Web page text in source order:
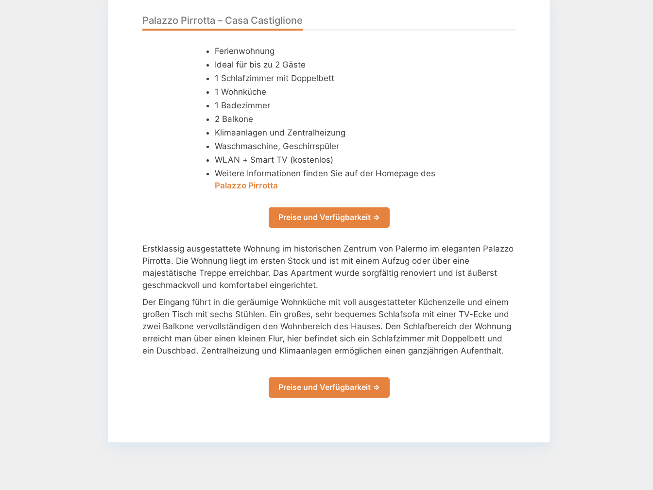
Palazzo Pirrotta – Casa Castiglione
Ferienwohnung
Ideal für bis zu 2 Gäste
1 Schlafzimmer mit Doppelbett
1 Wohnküche
1 Badezimmer
2 Balkone
Klimaanlagen und Zentralheizung
Waschmaschine, Geschirrspüler
WLAN + Smart TV (kostenlos)
Weitere Informationen finden Sie auf der Homepage des
Palazzo Pirrotta
Preise und Verfügbarkeit ⇒
Erstklassig ausgestattete Wohnung im historischen Zentrum von Palermo im eleganten Palazzo
Pirrotta. Die Wohnung liegt im ersten Stock und ist mit einem Aufzug oder über eine
majestätische Treppe erreichbar. Das Apartment wurde sorgfältig renoviert und ist äußerst
geschmackvoll und komfortabel eingerichtet.
Der Eingang führt in die geräumige Wohnküche mit voll ausgestatteter Küchenzeile und einem
großen Tisch mit sechs Stühlen. Ein großes, sehr bequemes Schlafsofa mit einer TV-Ecke und
zwei Balkone vervollständigen den Wohnbereich des Hauses. Den Schlafbereich der Wohnung
erreicht man über einen kleinen Flur, hier befindet sich ein Schlafzimmer mit Doppelbett und
ein Duschbad. Zentralheizung und Klimaanlagen ermöglichen einen ganzjährigen Aufenthalt.
Preise und Verfügbarkeit ⇒